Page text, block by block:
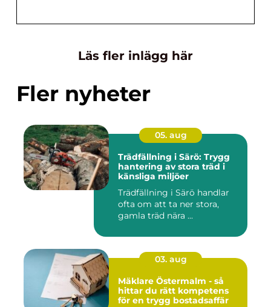
Läs fler inlägg här
Fler nyheter
05. aug
Trädfällning i Särö: Trygg
hantering av stora träd i
känsliga miljöer
Trädfällning i Särö handlar
ofta om att ta ner stora,
gamla träd nära ...
03. aug
Mäklare Östermalm - så
hittar du rätt kompetens
för en trygg bostadsaffär